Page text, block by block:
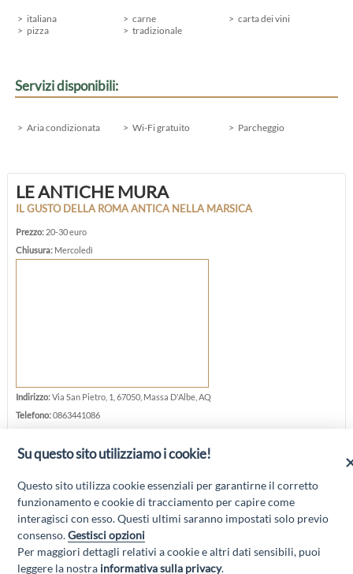
italiana
pizza
carne
tradizionale
carta dei vini
Servizi disponibili:
Aria condizionata Wi-Fi gratuito Parcheggio
LE ANTICHE MURA
IL GUSTO DELLA ROMA ANTICA NELLA MARSICA
Prezzo: 20-30 euro
Chiusura: Mercoledì
Indirizzo:Via San Pietro, 1, 67050, Massa D'Albe, AQ
Telefono:0863441086
Sito web:www.ristorantepizzeria.avezzano.aq.it
“Attività cofinanziate dal PSR 2014/2020 Abruzzo - mis. 19 PSL La Terra dei
Su questo sito utilizziamo i cookie!
Questo sito utilizza cookie essenziali per garantirne il corretto
funzionamento e cookie di tracciamento per capire come
interagisci con esso. Questi ultimi saranno impostati solo previo
consenso.Gestisci opzioni
Per maggiori dettagli relativi a cookie e altri dati sensibili, puoi
leggere la nostra informativa sulla privacy.